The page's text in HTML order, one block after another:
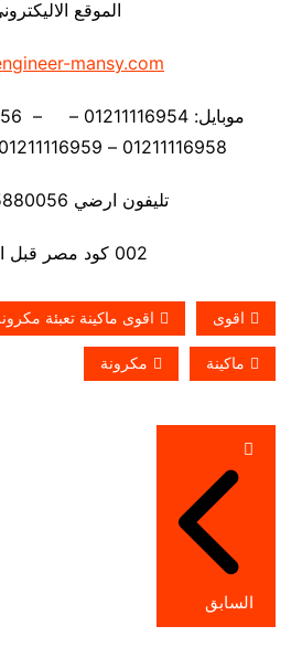
الموقع
mansy.com
تليفون ارضي 0225880056
002 كود مصر قبل الرقم
اقوى اقوى ماكينة تعبئة
ماكينة مكرونة
تصفّح
المقالات
السابق